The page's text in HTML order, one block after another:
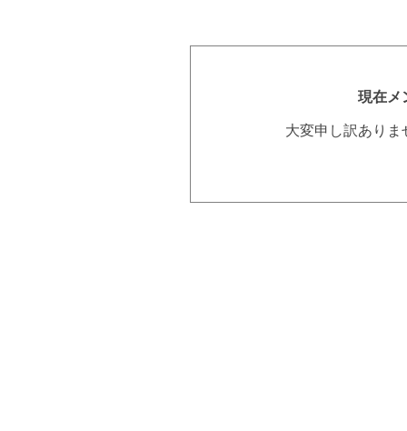
現在メ
大変申し訳あり